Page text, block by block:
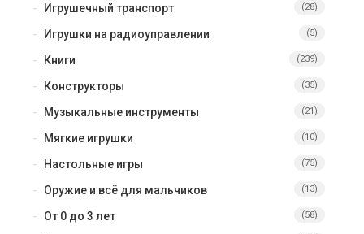
Игрушечный транспорт (28)
Игрушки на радиоуправлении (5)
Книги (239)
Конструкторы (35)
Музыкальные инструменты (21)
Мягкие игрушки (10)
Настольные игры (75)
Оружие и всё для мальчиков (13)
От 0 до 3 лет (58)